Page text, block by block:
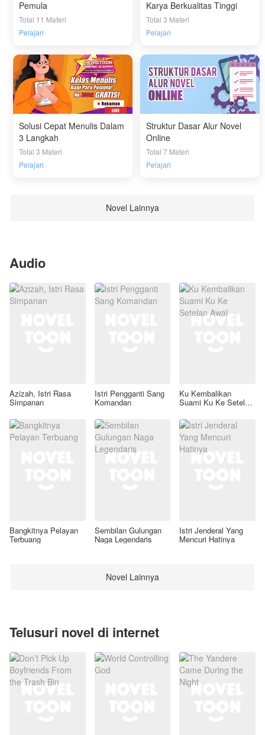
Pemula
Total 11 Materi
Pelajari
Karya Berkualitas Tinggi
Total 3 Materi
Pelajari
Solusi Cepat Menulis Dalam
3 Langkah
Total 3 Materi
Pelajari
Struktur Dasar Alur Novel
Online
Total 7 Materi
Pelajari
Novel Lainnya
Audio
Azizah, Istri Rasa
Simpanan
Istri Pengganti Sang
Komandan
Ku Kembalikan
Suami Ku Ke Setelan
Bangkitnya Pelayan
Terbuang
Sembilan Gulungan
Naga Legendaris
Istri Jenderal Yang
Mencuri Hatinya
Novel Lainnya
Telusuri novel di internet